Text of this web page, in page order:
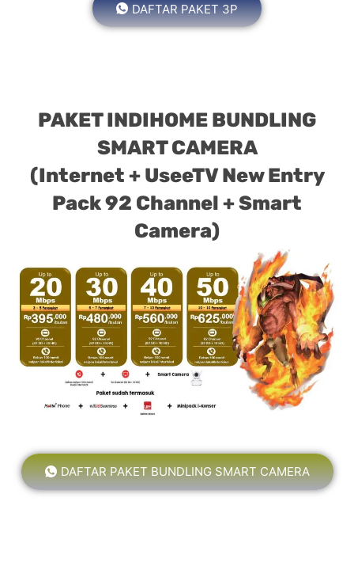
DAFTAR PAKET 3P
PAKET INDIHOME BUNDLING
SMART CAMERA
(Internet + UseeTV New Entry
Pack 92 Channel + Smart
Camera)
DAFTAR PAKET BUNDLING SMART CAMERA